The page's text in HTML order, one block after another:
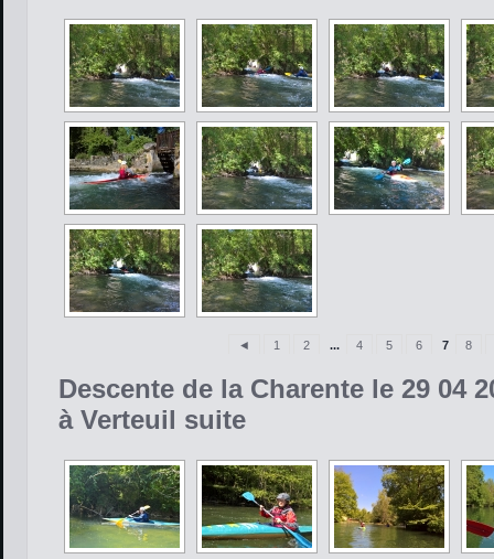
◄ 1 2 ... 4 5 6 7 8
Descente de la Charente le 29 04
à Verteuil suite